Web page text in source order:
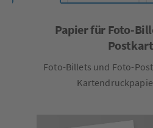
Papier für Foto-
Foto-Billets und Foto-